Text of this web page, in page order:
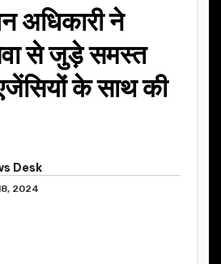
अधिकारी ने
से जुड़े समस्त
के साथ की
Desk
2024